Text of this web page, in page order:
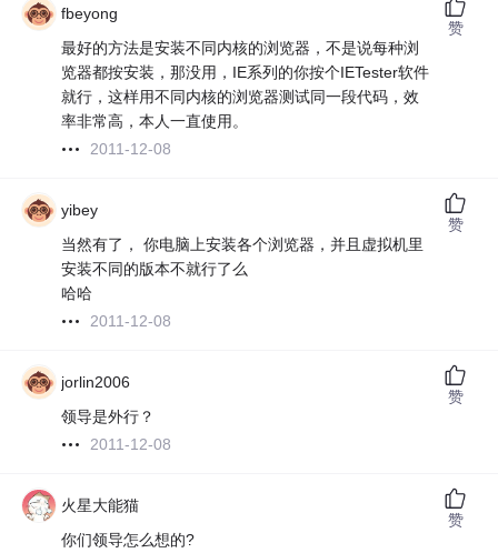
fbeyong
最好的方法是安装不同内核的浏览器，不是说每种浏
览器都按安装，那没用，IE系列的你按个IETester软件
就行，这样用不同内核的浏览器测试同一段代码，效
率非常高，本人一直使用。
2011-12-08
赞
yibey
当然有了， 你电脑上安装各个浏览器，并且虚拟机里
安装不同的版本不就行了么
哈哈
2011-12-08
赞
jorlin2006
领导是外行？
2011-12-08
赞
火星大能猫
你们领导怎么想的?
赞